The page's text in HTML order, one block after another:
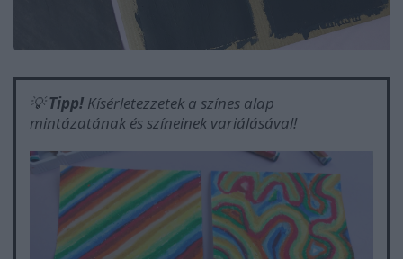
💡Tipp! Kísérletezzetek a színes alap
mintázatának és színeinek variálásával!